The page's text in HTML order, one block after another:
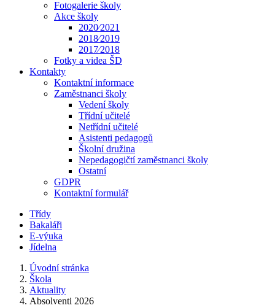
Fotogalerie školy
Akce školy
2020⁄2021
2018⁄2019
2017⁄2018
Fotky a videa ŠD
Kontakty
Kontaktní informace
Zaměstnanci školy
Vedení školy
Třídní učitelé
Netřídní učitelé
Asistenti pedagogů
Školní družina
Nepedagogičtí zaměstnanci školy
Ostatní
GDPR
Kontaktní formulář
Třídy
Bakaláři
E-výuka
Jídelna
Úvodní stránka
Škola
Aktuality
Absolventi 2026